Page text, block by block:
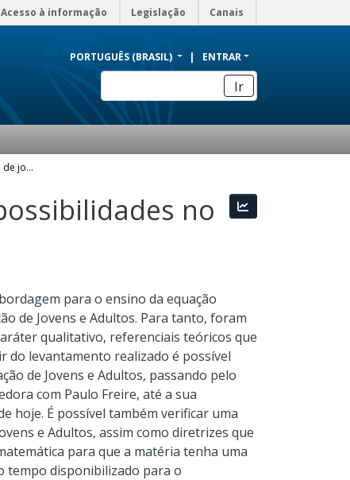
Acesso à informação Legislação Canais
PORTUGUÊS (BRASIL) ENTRAR
Ir
A matemática na educação de jovens e adultos: possibilidades no ensino da equação do primeiro grau
no
para o ensino da equação
de Jovens e Adultos. Para tanto, foram
qualitativo, referenciais teóricos que
do levantamento realizado é possível
de Jovens e Adultos, passando pelo
com Paulo Freire, até a sua
hoje. É possível também verificar uma
e Adultos, assim como diretrizes que
para que a matéria tenha uma
tempo disponibilizado para o